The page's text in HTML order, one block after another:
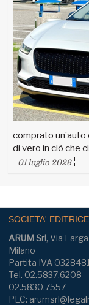
comprato
di vero in ciò che
01 luglio 2026
SOCIETA' EDITRICE
ARUM Srl, Via
Milano
Partita IVA
Tel. 02.5837.6208 -
02.5830.7557
PEC: